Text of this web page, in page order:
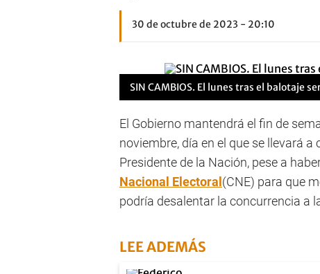
30 de octubre de 2023 - 20:10
SIN CAMBIOS. El lunes tras el balotaje
El Gobierno mantendrá el fin de
noviembre, día en el que se llevará
Presidente de la Nación, pese a
Nacional Electoral (CNE) para que
podría desalentar la concurrencia a
LEE ADEMÁS